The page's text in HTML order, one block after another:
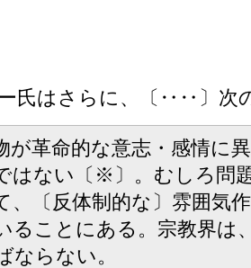
氏はさらに、〔‥‥〕次
が革命的な意志・感情に
はない〔※〕。むしろ問
、〔反体制的な〕雰囲気
ることにある。宗教界は
ならない。